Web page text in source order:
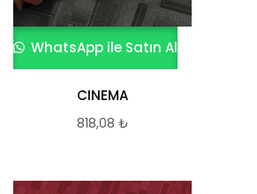
WhatsApp ile Satın Al
CINEMA
818,08 ₺